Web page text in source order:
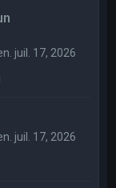
juil. 17, 2026
juil. 17, 2026